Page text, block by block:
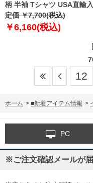
柄 半袖 Tシャツ USA直輸入
t5747p
定価 ￥7,700(税込)
￥6,160(税込)
12
ホーム > ■新着アイテム情報 >
PC
※ご注文確認メールが